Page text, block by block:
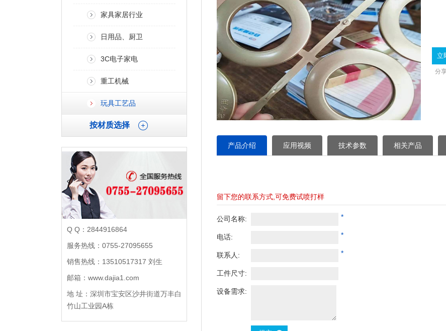
家具家居行业
日用品、厨卫
3C电子家电
重工机械
玩具工艺品
按材质选择
Q Q：2844916864
服务热线：0755-27095655
销售热线：13510517317 刘生
邮箱：www.dajia1.com
地 址：深圳市宝安区沙井街道万丰白
竹山工业园A栋
立
分
产品介绍 应用视频 技术参数 相关产品
留下您的联系方式,可免费试喷打样
公司名称: *
电话: *
联系人: *
工件尺寸:
设备需求: